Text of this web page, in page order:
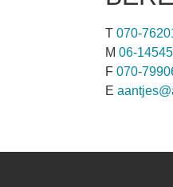
T 070-
M 06-
F 070-
E